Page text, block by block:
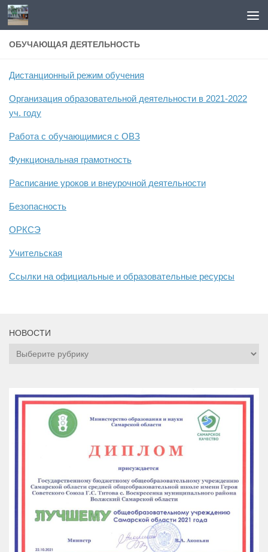
Перейти к содержимому
ОБУЧАЮЩАЯ ДЕЯТЕЛЬНОСТЬ
Дистанционный режим обучения
Организация образовательной деятельности в 2021-2022
уч. году
Работа с обучающимися с ОВЗ
Функциональная грамотность
Расписание уроков и внеурочной деятельности
Безопасность
ОРКСЭ
Учительская
Ссылки на официальные и образовательные ресурсы
НОВОСТИ
НОВОСТИ